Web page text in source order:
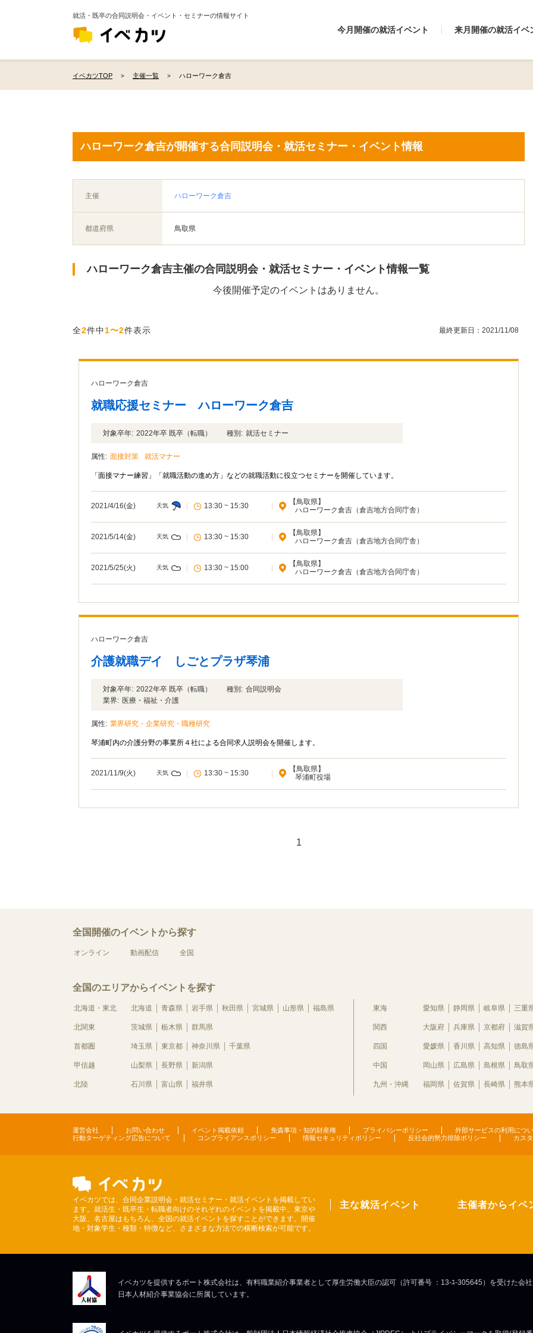
就活・既卒の合同説明会・イベント・セミナーの情報サイト
今月開催の就活イベント 来月開催の就活イベ
イベカツTOP 主催一覧 ハローワーク倉吉
ハローワーク倉吉が開催する合同説明会・就活セミナー・イベント情報
主催 ハローワーク倉吉
都道府県 鳥取県
ハローワーク倉吉主催の合同説明会・就活セミナー・イベント情報一覧
今後開催予定のイベントはありません。
全2件中1〜2件表示 最終更新日：2021/11/08
ハローワーク倉吉
就職応援セミナー ハローワーク倉吉
対象卒年: 2022年卒 既卒（転職） 種別: 就活セミナー
属性: 面接対策 就活マナー
「面接マナー練習」「就職活動の進め方」などの就職活動に役立つセミナーを開催しています。
2021/4/16(金) 天気 13:30 ~ 15:30
【鳥取県】
ハローワーク倉吉（倉吉地方合同庁舎）
2021/5/14(金) 天気 13:30 ~ 15:30
【鳥取県】
ハローワーク倉吉（倉吉地方合同庁舎）
2021/5/25(火) 天気 13:30 ~ 15:00
【鳥取県】
ハローワーク倉吉（倉吉地方合同庁舎）
ハローワーク倉吉
介護就職デイ しごとプラザ琴浦
対象卒年: 2022年卒 既卒（転職） 種別: 合同説明会
業界: 医療・福祉・介護
属性: 業界研究・企業研究・職種研究
琴浦町内の介護分野の事業所４社による合同求人説明会を開催します。
2021/11/9(火) 天気 13:30 ~ 15:30
【鳥取県】
琴浦町役場
1
全国開催のイベントから探す
オンライン 動画配信 全国
全国のエリアからイベントを探す
北海道・東北 北海道 青森県 岩手県 秋田県 宮城県 山形県 福島県
北関東 茨城県 栃木県 群馬県
首都圏 埼玉県 東京都 神奈川県 千葉県
甲信越 山梨県 長野県 新潟県
北陸 石川県 富山県 福井県
東海 愛知県 静岡県 岐阜県 三重
関西 大阪府 兵庫県 京都府 滋賀
四国 愛媛県 香川県 高知県 徳島
中国 岡山県 広島県 島根県 鳥取
九州・沖縄 福岡県 佐賀県 長崎県 熊本
運営会社 お問い合わせ イベント掲載依頼 免責事項・知的財産権 プライバシーポリシー 外部サービスの利用につ
行動ターゲティング広告について
コンプライアンスポリシー 情報セキュリティポリシー 反社会的勢力排除ポリシー カス
イベカツでは、合同企業説明会・就活セミナー・就活イベントを掲載してい
ます。就活生・既卒生・転職者向けのそれぞれのイベントを掲載中。東京や
大阪、名古屋はもちろん、全国の就活イベントを探すことができます。開催
地・対象学生・種類・特徴など、さまざまな方法での横断検索が可能です。
主な就活イベント 主催者からイベ